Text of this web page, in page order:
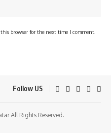
browser for the next time I comment.
Follow US
All Rights Reserved.